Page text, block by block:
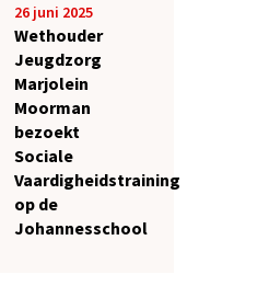
26 juni 2025
Wethouder
Jeugdzorg
Marjolein
Moorman
bezoekt
Sociale
Vaardigheidstraining
op de
Johannesschool